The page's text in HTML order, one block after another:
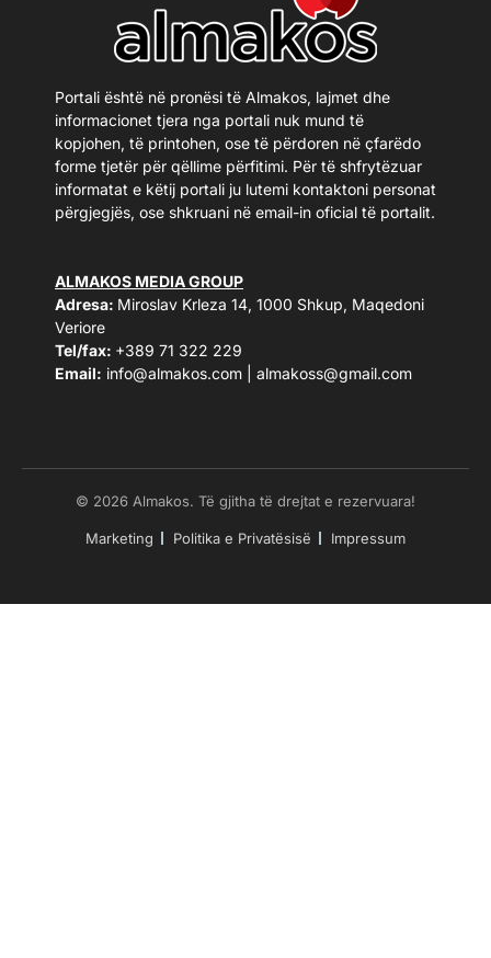
Portali është në pronësi të Almakos, lajmet dhe
informacionet tjera nga portali nuk mund të
kopjohen, të printohen, ose të përdoren në çfarëdo
forme tjetër për qëllime përfitimi. Për të shfrytëzuar
informatat e këtij portali ju lutemi kontaktoni personat
përgjegjës, ose shkruani në email-in oficial të portalit.
ALMAKOS MEDIA GROUP
Adresa: Miroslav Krleza 14, 1000 Shkup, Maqedoni
Veriore
Tel/fax: +389 71 322 229
Email: info@almakos.com almakoss@gmail.com
© 2026 Almakos. Të gjitha të drejtat e rezervuara!
Marketing Politika e Privatësisë Impressum